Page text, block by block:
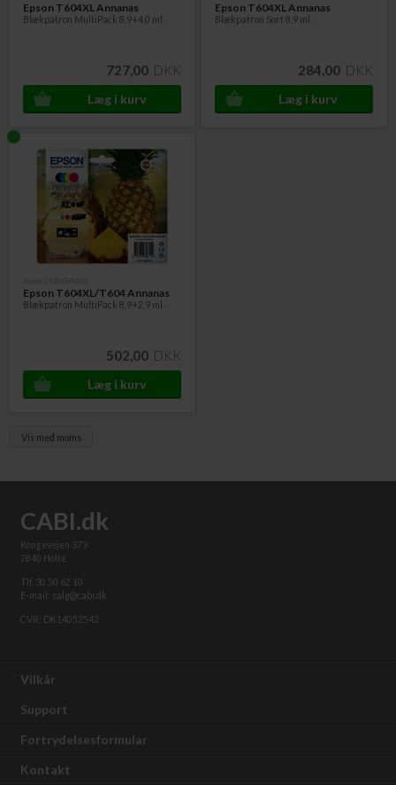
Epson T604XL Annanas
Blækpatron MultiPack 8,9+4,0 ml.
727,00 DKK
Epson T604XL Annanas
Blækpatron Sort 8,9 ml.
284,00 DKK
Epson T604XL/T604 Annanas
Blækpatron MultiPack 8,9+2,9 ml.
502,00 DKK
Vis med moms
CABI.dk
Kongevejen 373
2840 Holte
Tlf. 30 50 62 10
E-mail: salg@cabi.dk
CVR: DK14052542
Vilkår
Support
Fortrydelsesformular
Kontakt